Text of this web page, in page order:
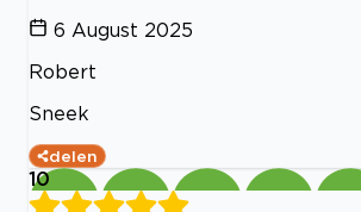
6 August 2025
Robert
Sneek
delen
10